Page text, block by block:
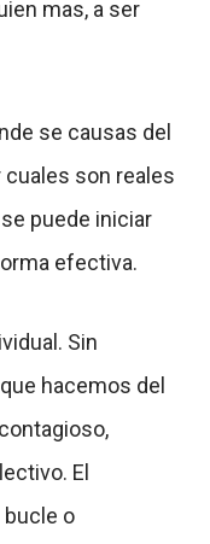
mas, a ser
se causas del
son reales
puede iniciar
efectiva.
Sin
hacemos del
El
bucle o